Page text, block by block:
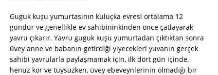
Guguk kuşu yumurtasının kuluçka evresi ortalama 12
gündür ve genellikle ev sahibininkinden önce çatlayarak
yavru çıkarır. Yavru guguk kuşu yumurtadan çıktıktan sonra
üvey anne ve babanın getirdiği yiyecekleri yuvanın gerçek
sahibi yavrularla paylaşmamak için, ilk dört gün içinde,
henüz kör ve tüysüzken, üvey ebeveynlerinin olmadığı bir